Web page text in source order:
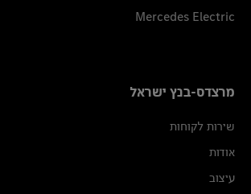
Mercedes Electric
מרצדס-בנץ ישראל
שירות לקוחות
אודות
עיצוב